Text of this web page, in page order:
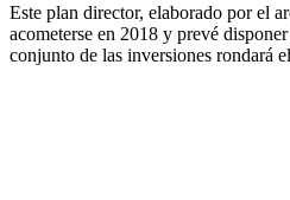
Este plan director, elaborado por el
acometerse en 2018 y prevé
conjunto de las inversiones rondará